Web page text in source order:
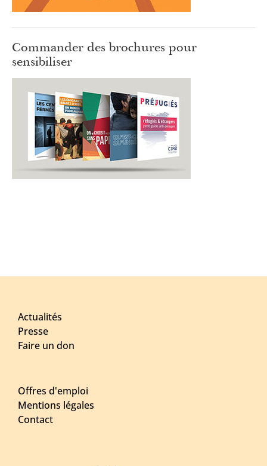
Commander des brochures pour
sensibiliser
Actualités
Presse
Faire un don
Offres d'emploi
Mentions légales
Contact